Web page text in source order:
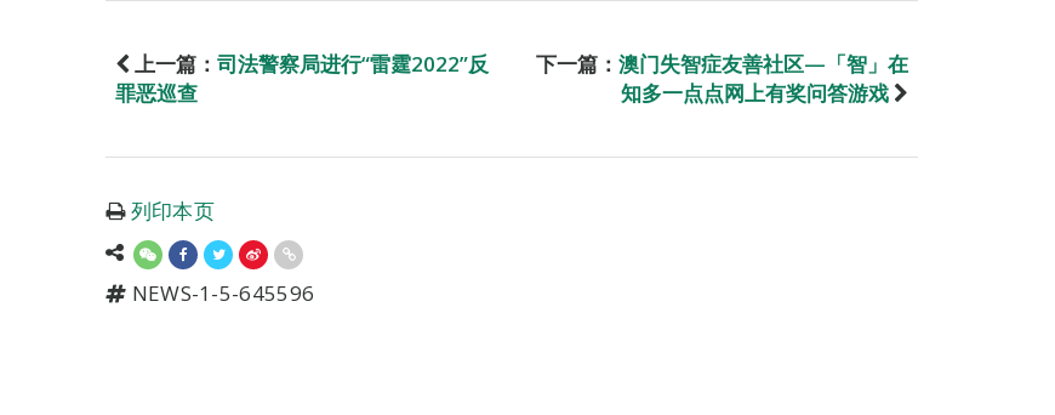
上一篇： 司法警察局进行“雷霆2022”反
罪恶巡查
下一篇： 澳门失智症友善社区—「智」在
知多一点点网上有奖问答游戏
列印本页
NEWS-1-5-645596